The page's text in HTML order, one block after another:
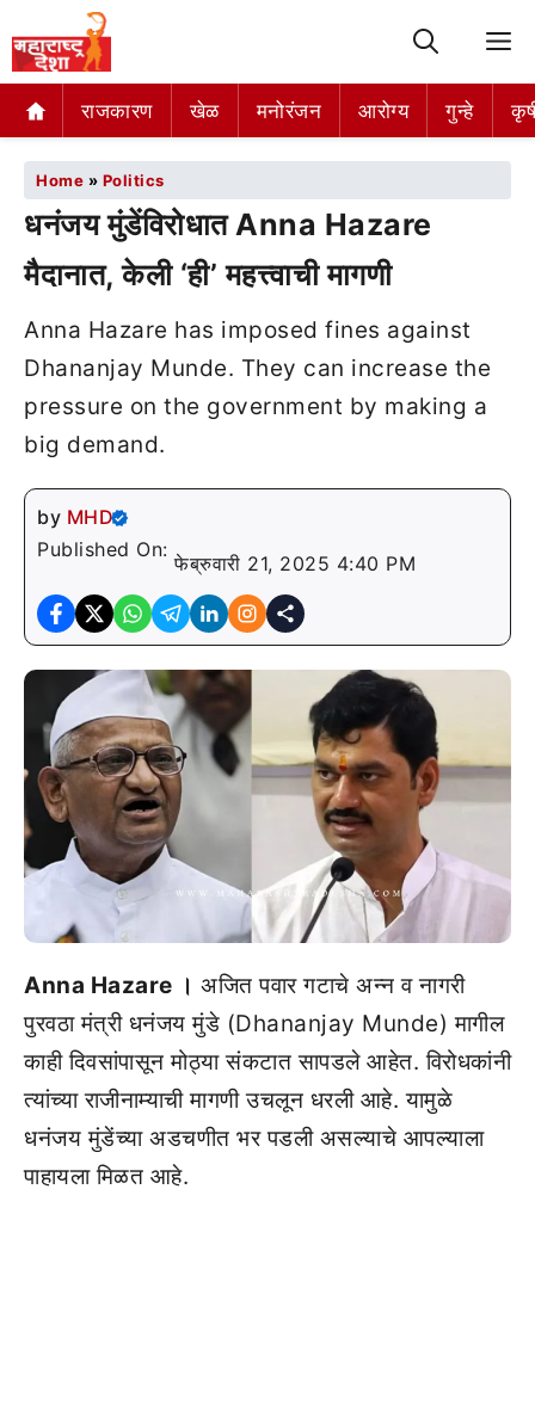
राजकारण खेळ मनोरंजन आरोग्य गुन्हे
Home » Politics
धनंजय मुंडेंविरोधात Anna Hazare
मैदानात, केली ‘ही’ महत्त्वाची मागणी
Anna Hazare has imposed fines against
Dhananjay Munde. They can increase the
pressure on the government by making a
big demand.
by MHD
Published On:
फेब्रुवारी 21, 2025 4:40 PM
Anna Hazare । अजित पवार गटाचे अन्न व नागरी
पुरवठा मंत्री धनंजय मुंडे (Dhananjay Munde) मागील
काही दिवसांपासून मोठ्या संकटात सापडले आहेत. विरोधकांनी
त्यांच्या राजीनाम्याची मागणी उचलून धरली आहे. यामुळे
धनंजय मुंडेंच्या अडचणीत भर पडली असल्याचे आपल्याला
पाहायला मिळत आहे.